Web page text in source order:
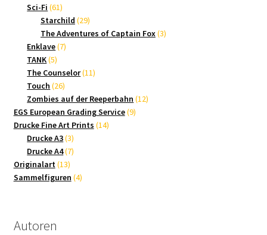
Sci-Fi 6161
Produkte
Starchild 2929
Produkte
The Adventures of Captain Fox 33
Enklave 77
TANK 55
Produkte
The Counselor 1111
Touch 2626
Produkte
Zombies auf der Reeperbahn 1212
EGS European Grading Service 99
Drucke Fine Art Prints 1414
Drucke A3 33
Produkte
Drucke A4 77
Originalart 1313
Produkte
Sammelfiguren 44
Autoren